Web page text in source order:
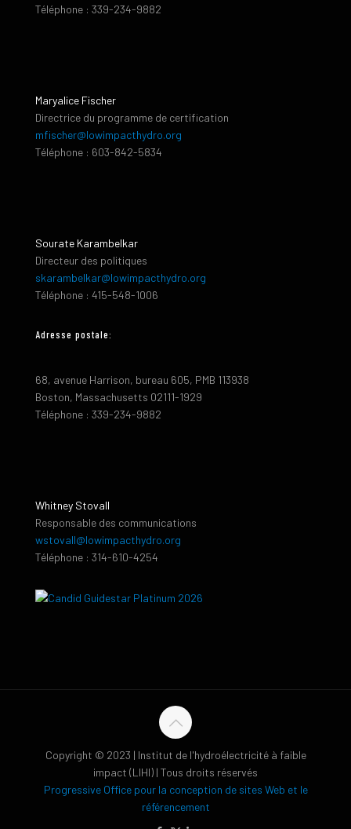
Téléphone : 339-234-9882
Maryalice Fischer
Directrice du programme de certification
mfischer@lowimpacthydro.org
Téléphone : 603-842-5834
Sourate Karambelkar
Directeur des politiques
skarambelkar@lowimpacthydro.org
Téléphone : 415-548-1006
Adresse postale:
68, avenue Harrison, bureau 605, PMB 113938
Boston, Massachusetts 02111-1929
Téléphone : 339-234-9882
Whitney Stovall
Responsable des communications
wstovall@lowimpacthydro.org
Téléphone : 314-610-4254
Copyright © 2023 | Institut de l'hydroélectricité à faible
impact (LIHI) | Tous droits réservés
Progressive Office pour la conception de sites Web et le
référencement